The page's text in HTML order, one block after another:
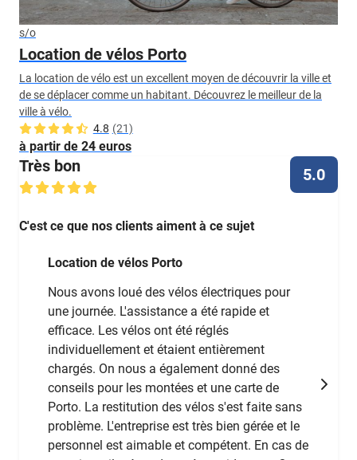
s/o
Location de vélos Porto
La location de vélo est un excellent moyen de découvrir la ville et
de se déplacer comme un habitant. Découvrez le meilleur de la
ville à vélo.
4.8 (21)
à partir de 24 euros
Très bon 5.0
C'est ce que nos clients aiment à ce sujet
Location de vélos Porto
Nous avons loué des vélos électriques pour
une journée. L'assistance a été rapide et
efficace. Les vélos ont été réglés
individuellement et étaient entièrement
chargés. On nous a également donné des
conseils pour les montées et une carte de
Porto. La restitution des vélos s'est faite sans
problème. L'entreprise est très bien gérée et le
personnel est aimable et compétent. En cas de